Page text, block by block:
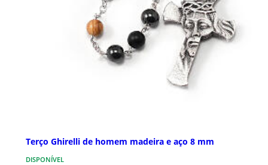
Terço Ghirelli de homem madeira e aço 8 mm
DISPONÍVEL